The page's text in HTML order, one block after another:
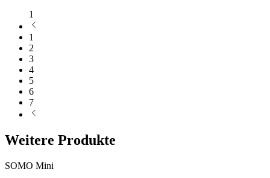
1
1
2
3
4
5
6
7
Weitere Produkte
SOMO Mini